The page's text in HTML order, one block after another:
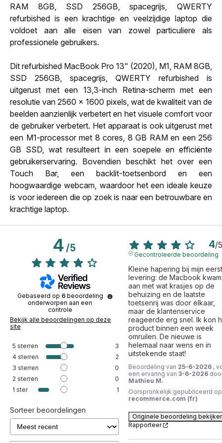
RAM 8GB, SSD 256GB, spacegrijs, QWERTY
refurbished is een krachtige en veelzijdige laptop die
voldoet aan alle eisen van zowel particuliere als
professionele gebruikers.
Dit refurbished MacBook Pro 13" (2020), M1, RAM 8GB,
SSD 256GB, spacegrijs, QWERTY refurbished is
uitgerust met een 13,3-inch Retina-scherm met een
resolutie van 2560 x 1600 pixels, wat de kwaliteit van de
beelden aanzienlijk verbetert en het visuele comfort voor
de gebruiker verbetert. Het apparaat is ook uitgerust met
een M1-processor met 8 cores, 8 GB RAM en een 256
GB SSD, wat resulteert in een soepele en efficiënte
gebruikerservaring. Bovendien beschikt het over een
Touch Bar, een backlit-toetsenbord en een
hoogwaardige webcam, waardoor het een ideale keuze
is voor iedereen die op zoek is naar een betrouwbare en
krachtige laptop.
4/5
Gebaseerd op 6 beoordeling
onderworpen aan een
controle
Bekijk alle beoordelingen op deze
site
5 sterren
3
4 sterren
2
3 sterren
0
2 sterren
0
1 ster 1
Sorteer beoordelingen
4/5
Gecontroleerde beoordeling
Kleine hapering bij mijn
levering: de Macbook kwam
aan met wat krasjes op de
behuizing en de laatste
toetsenrij was door elkaar,
maar de klantenservice
reageerde erg snel. Ik kon
product binnen een week
omruilen. De nieuwe is
helemaal naar wens en in
uitstekende staat!
Beoordeling van 25-6-2026 ,
een ervaring van 3-6-2026
Mathieu M.
Oorspronkelijk gepubliceerd op
recommerce.com (fr)
Originele beoordeling
Rapporteer